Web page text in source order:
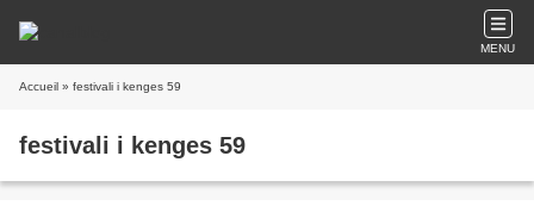
MENU
Accueil » festivali i kenges 59
festivali i kenges 59